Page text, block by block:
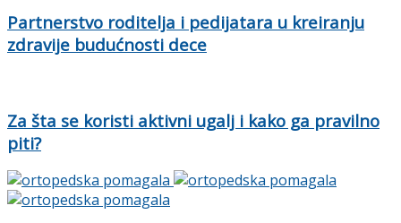
Partnerstvo roditelja i pedijatara u kreiranju
zdravije budućnosti dece
Za šta se koristi aktivni ugalj i kako ga pravilno
piti?